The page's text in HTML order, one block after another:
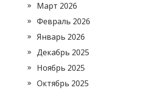
Март 2026
Февраль 2026
Январь 2026
Декабрь 2025
Ноябрь 2025
Октябрь 2025